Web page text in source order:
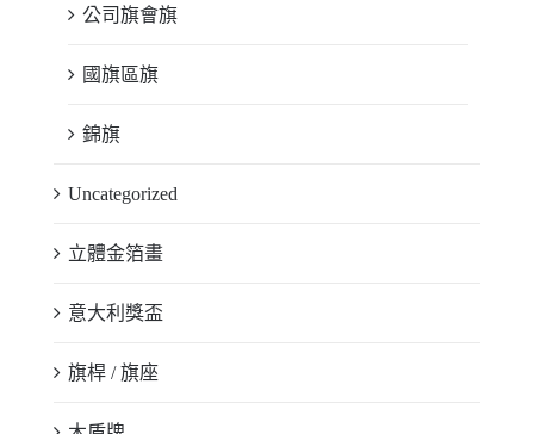
公司旗會旗
國旗區旗
錦旗
Uncategorized
立體金箔畫
意大利獎盃
旗桿 / 旗座